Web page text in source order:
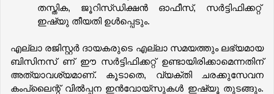
തസ്തിക, ജൂറിസ്ഡിക്ഷൻ ഓഫീസ്, സർട്ടിഫിക്കറ്റ്
ഇഷ്യു തീയതി ഉൾപ്പെടും.
എല്ലാ രജിസ്റ്റർ ദായകരുടെ എല്ലാ സമയത്തും ലഭ്യമായ
ബിസിനസ് ണ് ഈ സർട്ടിഫിക്കറ്റ് ഉണ്ടായിരിക്കാമെന്നതിന്
അത്യാവശ്യമാണ്. കൂടാതെ, വ്യക്തി ചരക്കുസേവന
കംപ്ലൈന്റ് വിൽപ്പന ഇൻവോയ്സുകൾ ഇഷ്യൂ തുടങ്ങും.